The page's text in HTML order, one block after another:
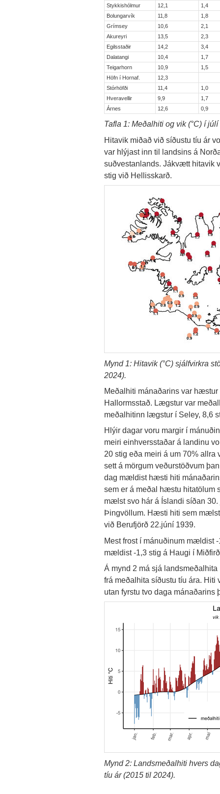
Stykkishólmur
12,1
1,4
Bolungarvík
11,8
1,8
Grímsey
10,6
2,1
Akureyri
13,5
2,3
Egilsstaðir
14,2
3,4
Dalatangi
10,4
1,7
Teigarhorn
10,9
1,5
Höfn í Hornaf.
12,3
Stórhöfði
11,4
1,0
Hveravellir
9,9
1,7
Árnes
12,6 0,9
Tafla 1: Meðalhiti og vik (°C) í júlí
Hitavik miðað við síðustu tíu ár
var hlýjast inn til landsins á
suðvestanlands. Jákvætt hitavik
stig við Hellisskarð.
Mynd 1: Hitavik (°C) sjálfvirkra
2024).
Meðalhiti mánaðarins var
Hallormsstað. Lægstur var
meðalhitinn lægstur í Seley, 8,6
Hlýir dagar voru margir í
meiri einhversstaðar á landinu
20 stig eða meiri á um 70% allra
sett á mörgum veðurstöðvum
dag mældist hæsti hiti
sem er á meðal hæstu hitatölum
mælst svo hár á Íslandi síðan
Þingvöllum. Hæsti hiti sem
við Berufjörð 22.júní 1939.
Mest frost í mánuðinum mældist
mældist -1,3 stig á Haugi í
Á mynd 2 má sjá
frá meðalhita síðustu tíu ára.
utan fyrstu tvo daga
Mynd 2: Landsmeðalhiti hvers
tíu ár (2015 til 2024).